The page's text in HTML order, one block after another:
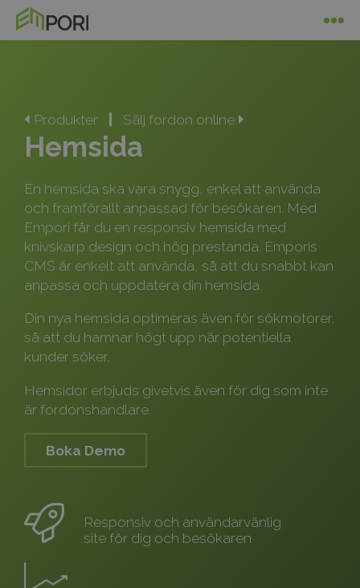
Produkter Sälj fordon online
Hemsida
En hemsida ska vara snygg, enkel att använda
och framförallt anpassad för besökaren. Med
Empori får du en responsiv hemsida med
knivskarp design och hög prestanda. Emporis
CMS är enkelt att använda, så att du snabbt kan
anpassa och uppdatera din hemsida.
Din nya hemsida optimeras även för sökmotorer,
så att du hamnar högt upp när potentiella
kunder söker.
Hemsidor erbjuds givetvis även för dig som inte
är fordonshandlare.
Boka Demo
Responsiv och användarvänlig
site för dig och besökaren